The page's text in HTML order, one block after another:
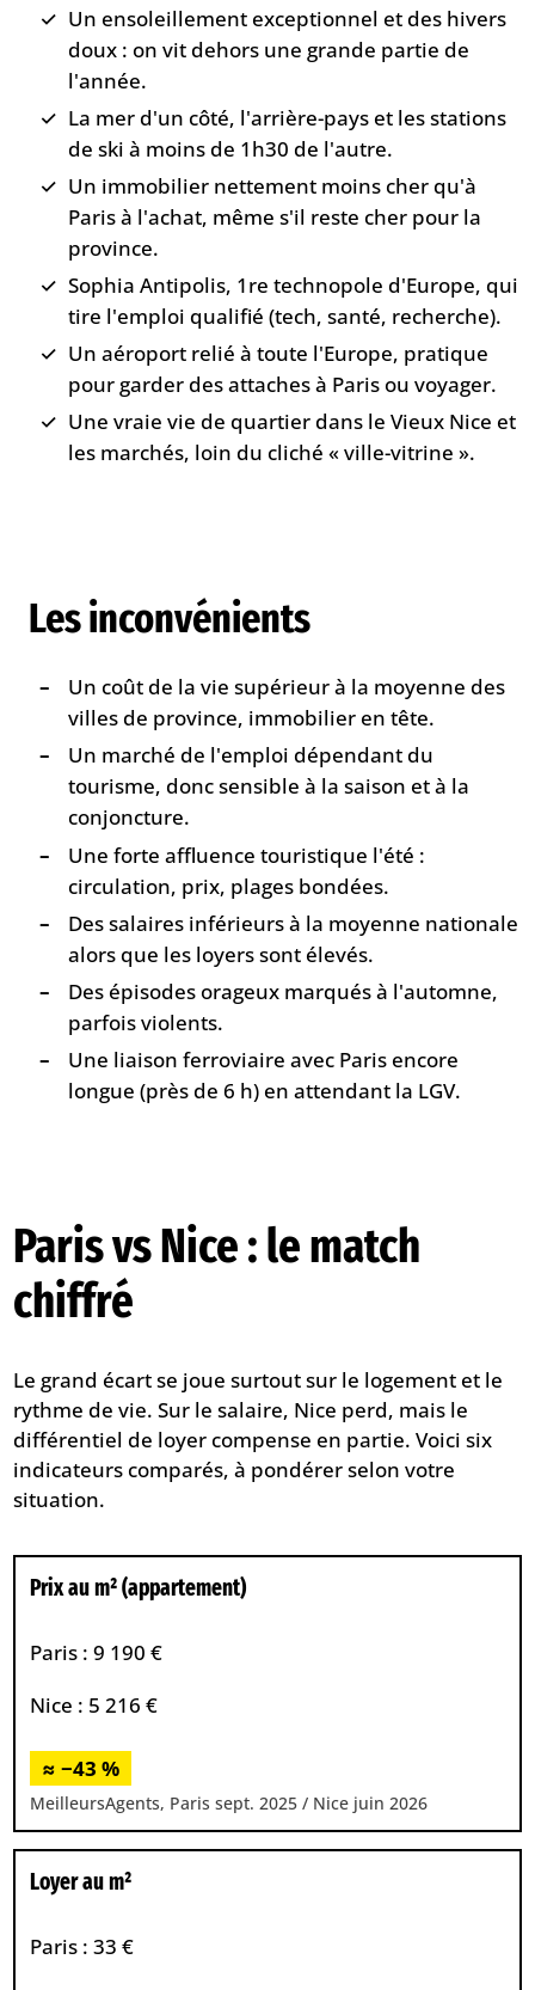
Un ensoleillement exceptionnel et des hivers
doux : on vit dehors une grande partie de
l'année.
La mer d'un côté, l'arrière-pays et les stations
de ski à moins de 1h30 de l'autre.
Un immobilier nettement moins cher qu'à
Paris à l'achat, même s'il reste cher pour la
province.
Sophia Antipolis, 1re technopole d'Europe, qui
tire l'emploi qualifié (tech, santé, recherche).
Un aéroport relié à toute l'Europe, pratique
pour garder des attaches à Paris ou voyager.
Une vraie vie de quartier dans le Vieux Nice et
les marchés, loin du cliché « ville-vitrine ».
Les inconvénients
Un coût de la vie supérieur à la moyenne des
villes de province, immobilier en tête.
Un marché de l'emploi dépendant du
tourisme, donc sensible à la saison et à la
conjoncture.
Une forte affluence touristique l'été :
circulation, prix, plages bondées.
Des salaires inférieurs à la moyenne nationale
alors que les loyers sont élevés.
Des épisodes orageux marqués à l'automne,
parfois violents.
Une liaison ferroviaire avec Paris encore
longue (près de 6 h) en attendant la LGV.
Paris vs Nice : le match
chiffré
Le grand écart se joue surtout sur le logement et le
rythme de vie. Sur le salaire, Nice perd, mais le
différentiel de loyer compense en partie. Voici six
indicateurs comparés, à pondérer selon votre
situation.
Prix au m² (appartement)
Paris : 9 190 €
Nice : 5 216 €
≈ −43 %
MeilleursAgents, Paris sept. 2025 / Nice juin 2026
Loyer au m²
Paris : 33 €